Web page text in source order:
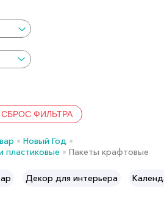
Новый Год
пластиковые
Пакеты крафтовые
Декор для интерьера